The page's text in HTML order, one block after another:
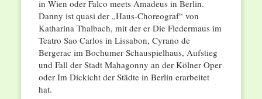
in Wien oder Falco meets Amadeus in Berlin.
Danny ist quasi der „Haus-Choreograf“ von
Katharina Thalbach, mit der er Die Fledermaus im
Teatro Sao Carlos in Lissabon, Cyrano de
Bergerac im Bochumer Schauspielhaus, Aufstieg
und Fall der Stadt Mahagonny an der Kölner Oper
oder Im Dickicht der Städte in Berlin erarbeitet
hat.